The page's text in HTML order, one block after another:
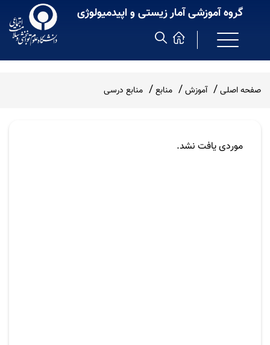
گروه آموزشی آمار زیستی و اپیدمیولوژی
صفحه اصلی آموزش منابع منابع درسی
موردی یافت نشد.